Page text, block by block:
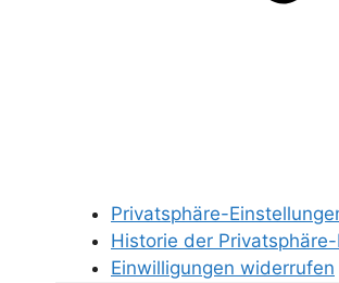
Privatsphäre-
Historie der
Einwilligungen widerrufen